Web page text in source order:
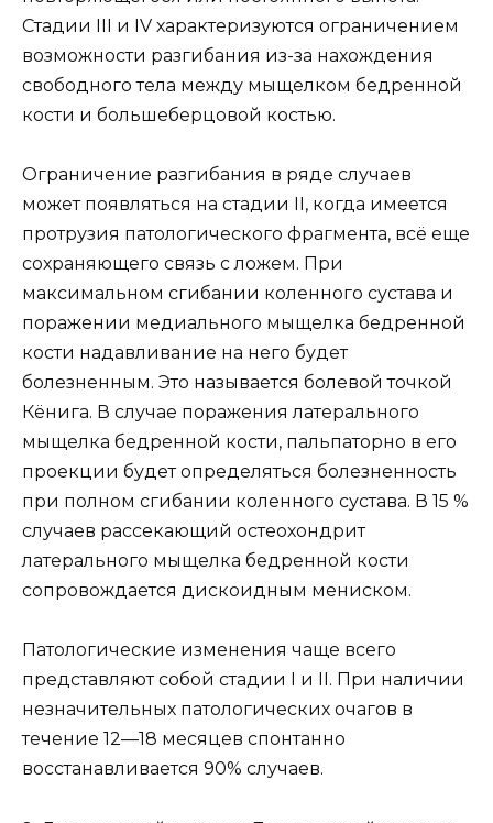
Стадии III и IV характеризуются ограничением
возможности разгибания из-за нахождения
свободного тела между мыщелком бедренной
кости и большеберцовой костью.
Ограничение разгибания в ряде случаев
может появляться на стадии II, когда имеется
протрузия патологического фрагмента, всё еще
сохраняющего связь с ложем. При
максимальном сгибании коленного сустава и
поражении медиального мыщелка бедренной
кости надавливание на него будет
болезненным. Это называется болевой точкой
Кёнига. В случае поражения латерального
мыщелка бедренной кости, пальпаторно в его
проекции будет определяться болезненность
при полном сгибании коленного сустава. В 15 %
случаев рассекающий остеохондрит
латерального мыщелка бедренной кости
сопровождается дискоидным мениском.
Патологические изменения чаще всего
представляют собой стадии I и II. При наличии
незначительных патологических очагов в
течение 12—18 месяцев спонтанно
восстанавливается 90% случаев.